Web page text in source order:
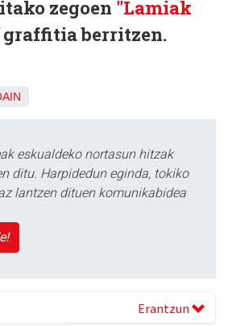
zegoen "Lamiak
graffitia berritzen.
eskualdeko nortasun hitzak
ditu. Harpidedun eginda, tokiko
lantzen dituen komunikabidea
Erantzun